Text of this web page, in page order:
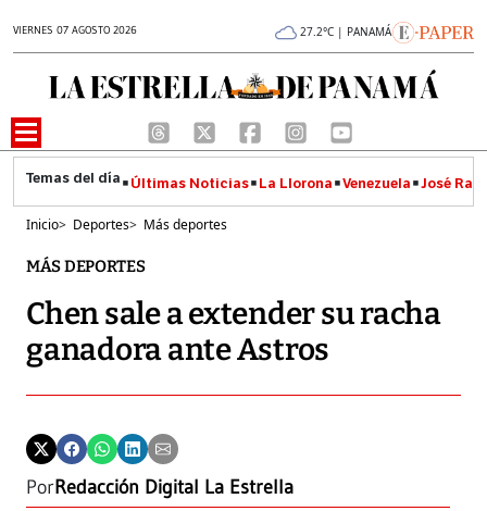
VIERNES 07 AGOSTO 2026 27.2°C | PANAMÁ
Últimas Noticias La Llorona Venezuela José
Inicio> Deportes> Más deportes
MÁS DEPORTES
Chen sale a extender su racha
ganadora ante Astros
PorRedacción Digital La Estrella